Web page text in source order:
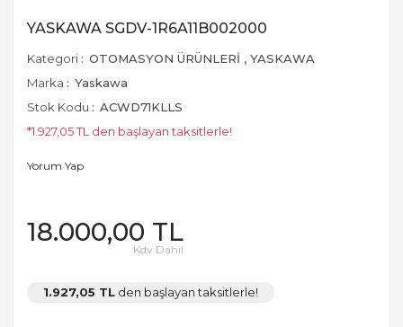
YASKAWA SGDV-1R6A11B002000
Kategori OTOMASYON ÜRÜNLERİ , YASKAWA
Marka
Yaskawa
Stok Kodu
ACWD71KLLS
*1.927,05 TL den başlayan taksitlerle!
Yorum Yap
18.000,00 TL
Kdv Dahil
1.927,05 TL den başlayan taksitlerle!